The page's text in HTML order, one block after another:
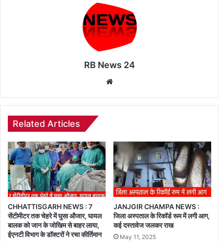
RB News 24
Related Articles
CHHATTISGARH NEWS : 7
सेंटीमीटर तक चेहरे में घुसा औजार, घायल
बालक को जान के जोखिम से बाहर लाया,
ईएनटी विभाग के डॉक्टरों ने रचा कीर्तिमान
JANJGIR CHAMPA NEWS :
जिला अस्पताल के रिकॉर्ड रूम में लगी आग,
कई दस्तावेज जलकर राख
May 11, 2025